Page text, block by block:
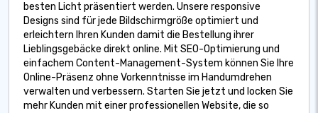
besten Licht präsentiert werden. Unsere responsive
Designs sind für jede Bildschirmgröße optimiert und
erleichtern Ihren Kunden damit die Bestellung ihrer
Lieblingsgebäcke direkt online. Mit SEO-Optimierung und
einfachem Content-Management-System können Sie Ihre
Online-Präsenz ohne Vorkenntnisse im Handumdrehen
verwalten und verbessern. Starten Sie jetzt und locken Sie
mehr Kunden mit einer professionellen Website, die so